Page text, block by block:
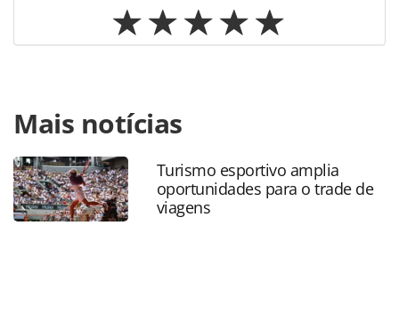
https://www.panrotas.com.br/mercado/eventos/2018/11/
de-aventura-ainda-precisa-se-consolidar-no-
brasil_160191.html ou as ferramentas oferecidas na
página. Todo o conteúdo produzido pela PANROTAS
Editora é protegido pela legislação brasileira sobre direito
autoral. Não reproduza o conteúdo sem autorização da
Mais notícias
Turismo esportivo amplia
oportunidades para o trade de
viagens